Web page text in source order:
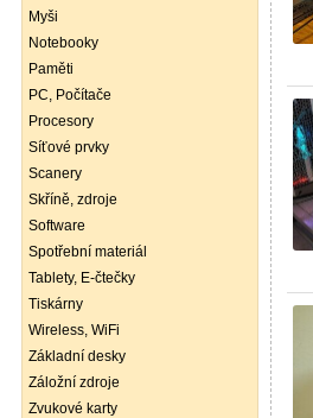
Myši
Notebooky
Paměti
PC, Počítače
Procesory
Síťové prvky
Scanery
Skříně, zdroje
Software
Spotřební materiál
Tablety, E-čtečky
Tiskárny
Wireless, WiFi
Základní desky
Záložní zdroje
Zvukové karty